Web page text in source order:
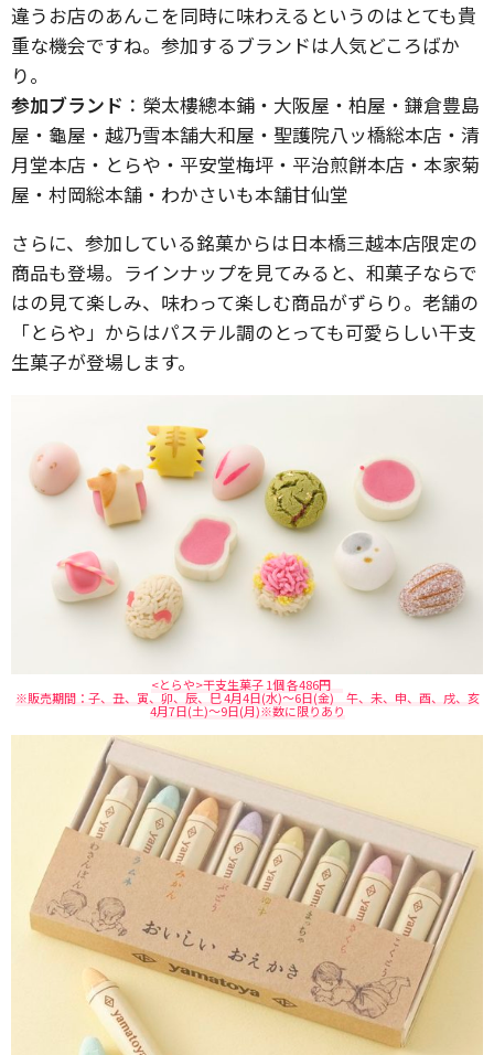
違うお店のあんこを同時に味わえるというのはとても貴
重な機会ですね。参加するブランドは人気どころばか
り。
参加ブランド ：榮太樓總本鋪・大阪屋・柏屋・鎌倉豊島
屋・龜屋・越乃雪本舗大和屋・聖護院八ッ橋総本店・清
月堂本店・とらや・平安堂梅坪・平治煎餅本店・本家菊
屋・村岡総本舗・わかさいも本舗甘仙堂
さらに、参加している銘菓からは日本橋三越本店限定の
商品も登場。ラインナップを見てみると、和菓子ならで
はの見て楽しみ、味わって楽しむ商品がずらり。老舗の
「とらや」からはパステル調のとっても可愛らしい干支
生菓子が登場します。
<とらや>干支生菓子 1個 各486円
※販売期間：子、丑、寅、卯、辰、巳 4月4日(水)～6日(金) 午、未、申、酉、戌、亥
4月7日(土)～9日(月)※数に限りあり